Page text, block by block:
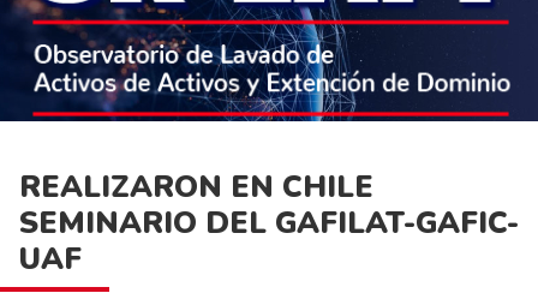
REALIZARON EN CHILE
SEMINARIO DEL GAFILAT-GAFIC-
UAF